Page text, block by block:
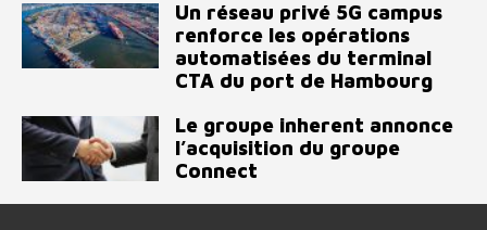
Un réseau privé 5G campus
renforce les opérations
automatisées du terminal
CTA du port de Hambourg
Le groupe inherent annonce
l’acquisition du groupe
Connect